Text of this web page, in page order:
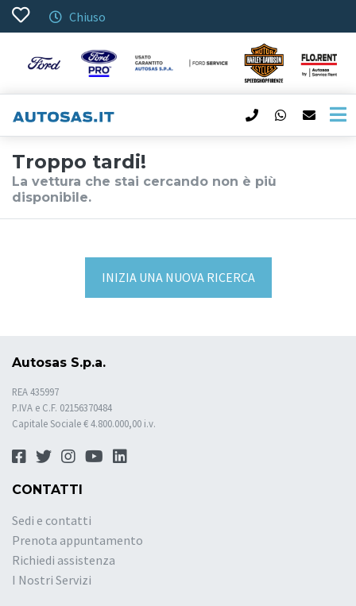
Chiuso
Troppo tardi!
La vettura che stai cercando non è più
disponibile.
INIZIA UNA NUOVA RICERCA
Autosas S.p.a.
REA 435997
P.IVA e C.F. 02156370484
Capitale Sociale € 4.800.000,00 i.v.
CONTATTI
Sedi e contatti
Prenota appuntamento
Richiedi assistenza
I Nostri Servizi